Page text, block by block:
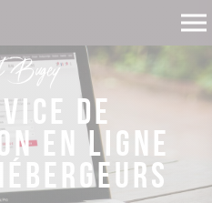
de
en ligne